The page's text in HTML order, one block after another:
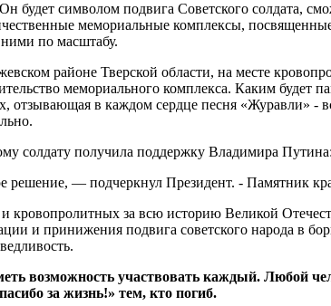
будет символом подвига Советского солдата,
мемориальные комплексы,
по масштабу.
районе Тверской области, на месте
мемориального комплекса. Каким
отзывающая в каждом сердце песня «Журавли» -
солдату получила поддержку Владимира Путина:
решение, — подчеркнул Президент. - Памятник
кровопролитных за всю историю Великой
и принижения подвига советского народа в
возможность участвовать каждый. Любой
за жизнь!» тем, кто погиб.